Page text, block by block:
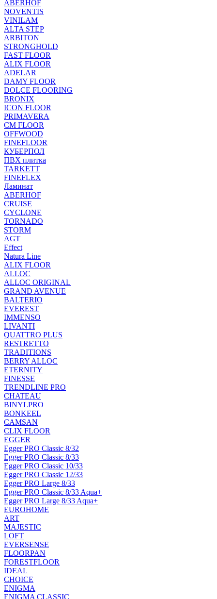
ABERHOF
NOVENTIS
VINILAM
ALTA STEP
ARBITON
STRONGHOLD
FAST FLOOR
ALIX FLOOR
ADELAR
DAMY FLOOR
DOLCE FLOORING
BRONIX
ICON FLOOR
PRIMAVERA
CM FLOOR
OFFWOOD
FINEFLOOR
КУБЕРПОЛ
ПВХ плитка
TARKETT
FINEFLEX
Ламинат
ABERHOF
CRUISE
CYCLONE
TORNADO
STORM
AGT
Effect
Natura Line
ALIX FLOOR
ALLOC
ALLOC ORIGINAL
GRAND AVENUE
BALTERIO
EVEREST
IMMENSO
LIVANTI
QUATTRO PLUS
RESTRETTO
TRADITIONS
BERRY ALLOC
ETERNITY
FINESSE
TRENDLINE PRO
CHATEAU
BINYLPRO
BONKEEL
CAMSAN
CLIX FLOOR
EGGER
Egger PRO Classic 8/32
Egger PRO Classic 8/33
Egger PRO Classic 10/33
Egger PRO Classic 12/33
Egger PRO Large 8/33
Egger PRO Classic 8/33 Aqua+
Egger PRO Large 8/33 Aqua+
EUROHOME
ART
MAJESTIC
LOFT
EVERSENSE
FLOORPAN
FORESTFLOOR
IDEAL
CHOICE
ENIGMA
ENIGMA CLASSIC